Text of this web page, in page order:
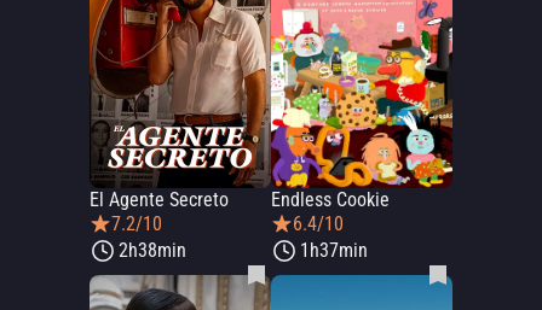
El Agente Secreto
7.2/10
2h38min
Endless Cookie
6.4/10
1h37min